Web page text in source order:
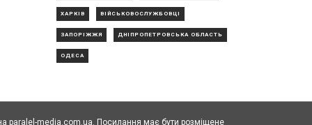
ХАРКІВ ВІЙСЬКОВОСЛУЖБОВЦІ
ЗАПОРІЖЖЯ ДНІПРОПЕТРОВСЬКА ОБЛАСТЬ
ОДЕСА
paralel-media.com.ua. Посилання має бути розміщене